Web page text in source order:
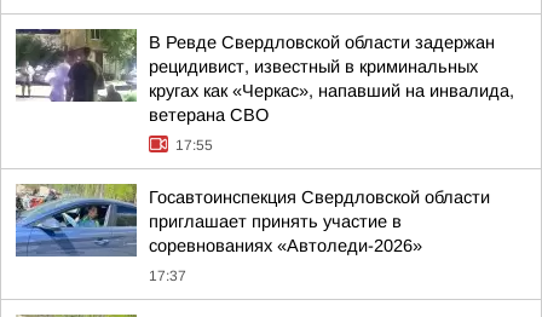
В Ревде Свердловской области задержан
рецидивист, известный в криминальных
кругах как «Черкас», напавший на инвалида,
ветерана СВО
17:55
Госавтоинспекция Свердловской области
приглашает принять участие в
соревнованиях «Автоледи-2026»
17:37